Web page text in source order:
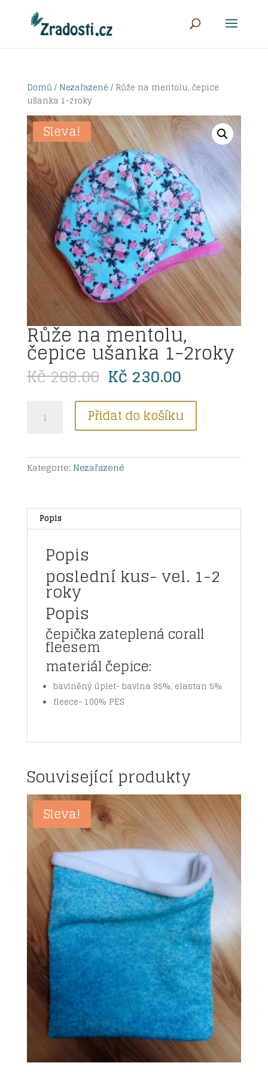
Domů/ Nezařazené / Růže na mentolu, čepice
ušanka 1-2roky
Sleva!
Růže na mentolu,
čepice ušanka 1-2roky
Kč268.00 Původní
cena
byla:
Kč 268.00.
Kč 230.00Aktuální
cena
je:
Kč 230.00.
ušanka
1-
Přidat do košíku
Kategorie: Nezařazené
Popis
Popis
poslední kus- vel. 1-2
roky
Popis
čepička zateplená corall
fleesem
materiál čepice:
bavlněný úplet- bavlna 95%, elastan 5%
fleece- 100% PES
Související produkty
Sleva!